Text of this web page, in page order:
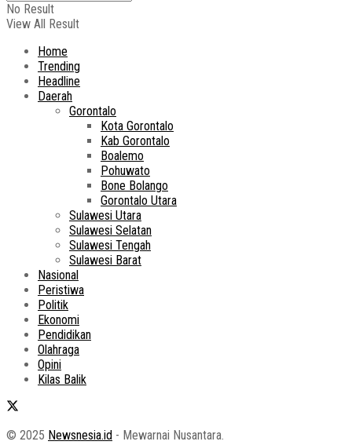
No Result
View All Result
Home
Trending
Headline
Daerah
Gorontalo
Kota Gorontalo
Kab Gorontalo
Boalemo
Pohuwato
Bone Bolango
Gorontalo Utara
Sulawesi Utara
Sulawesi Selatan
Sulawesi Tengah
Sulawesi Barat
Nasional
Peristiwa
Politik
Ekonomi
Pendidikan
Olahraga
Opini
Kilas Balik
© 2025 Newsnesia.id - Mewarnai Nusantara.